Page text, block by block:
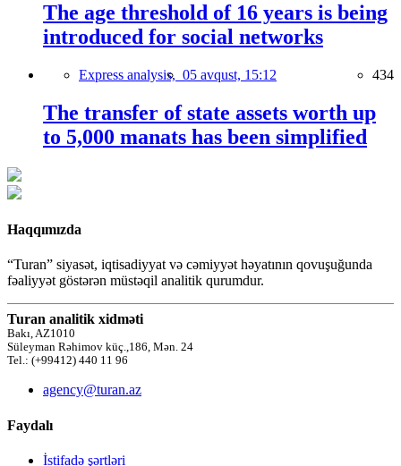
The age threshold of 16 years is being
introduced for social networks
Express analysis, 05 avqust, 15:12 434
The transfer of state assets worth up
to 5,000 manats has been simplified
Haqqımızda
“Turan” siyasət, iqtisadiyyat və cəmiyyət həyatının qovuşuğunda
fəaliyyət göstərən müstəqil analitik qurumdur.
Turan analitik xidməti
Bakı, AZ1010
Süleyman Rəhimov küç.,186, Mən. 24
Tel.: (+99412) 440 11 96
agency@turan.az
Faydalı
İstifadə şərtləri